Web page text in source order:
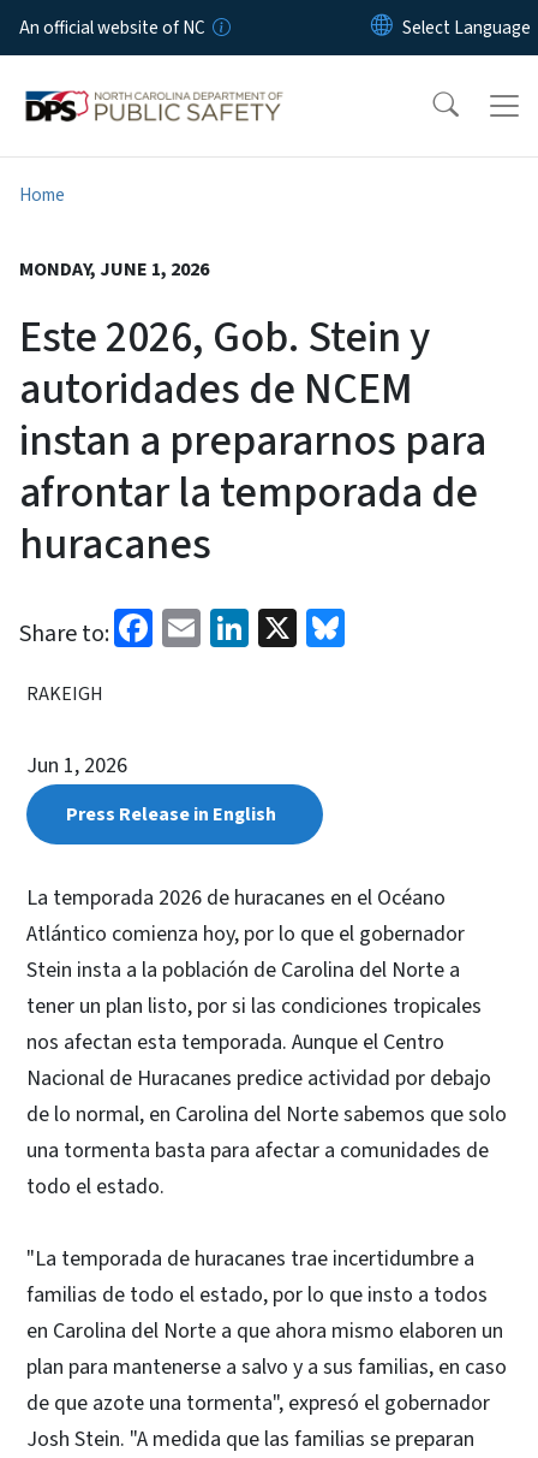
Skip to main content
An official website of NC
Home
MONDAY, JUNE 1, 2026
Este 2026, Gob. Stein y
autoridades de NCEM
instan a prepararnos para
afrontar la temporada de
huracanes
Share to: Facebook
EmailLinkedIn
X
RAKEIGH
Jun 1, 2026
Press Release in English
La temporada 2026 de huracanes en el Océano
Atlántico comienza hoy, por lo que el gobernador
Stein insta a la población de Carolina del Norte a
tener un plan listo, por si las condiciones tropicales
nos afectan esta temporada. Aunque el Centro
Nacional de Huracanes predice actividad por debajo
de lo normal, en Carolina del Norte sabemos que solo
una tormenta basta para afectar a comunidades de
todo el estado.
"La temporada de huracanes trae incertidumbre a
familias de todo el estado, por lo que insto a todos
en Carolina del Norte a que ahora mismo elaboren un
plan para mantenerse a salvo y a sus familias, en caso
de que azote una tormenta", expresó el gobernador
Josh Stein. "A medida que las familias se preparan